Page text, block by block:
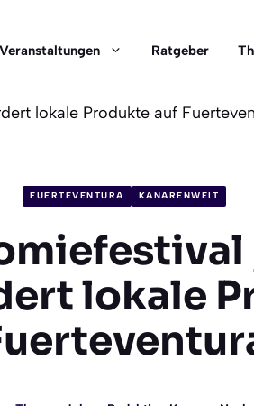
Veranstaltungen Ratgeber
lokale Produkte auf
FUERTEVENTURA KANARENWEIT
lokale